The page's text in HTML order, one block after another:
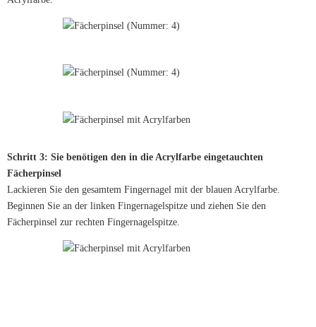
Schritt 3: Sie benötigen den in die Acrylfarbe eingetauchten
Fächerpinsel
Lackieren Sie den gesamtem Fingernagel mit der blauen Acrylfarbe.
Beginnen Sie an der linken Fingernagelspitze und ziehen Sie den
Fächerpinsel zur rechten Fingernagelspitze.